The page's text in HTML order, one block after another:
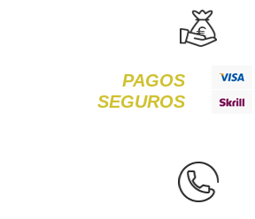
PAGOS
SEGUROS